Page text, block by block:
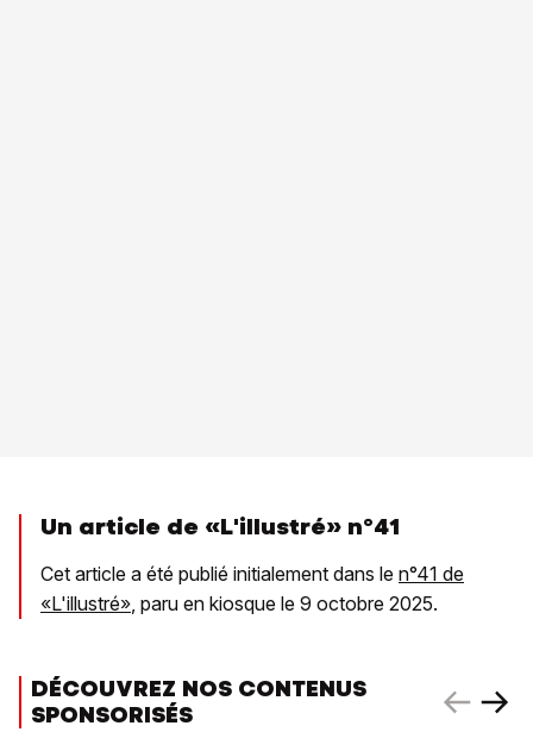
Un article de «L'illustré» n°41
Cet article a été publié initialement dans le n°41 de
«L'illustré», paru en kiosque le 9 octobre 2025.
DÉCOUVREZ NOS CONTENUS
SPONSORISÉS